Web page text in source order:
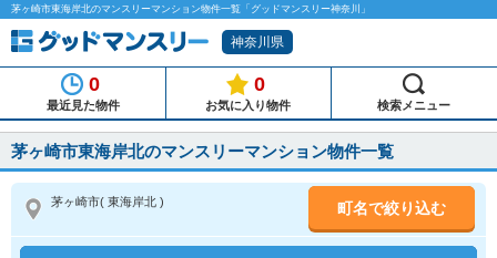
茅ヶ崎市東海岸北のマンスリーマンション物件一覧「グッドマンスリー神奈川」
神奈川県
0
最近見た物件
0
お気に入り物件 検索メニュー
茅ヶ崎市東海岸北のマンスリーマンション物件一覧
茅ヶ崎市( 東海岸北 ) 町名で絞り込む